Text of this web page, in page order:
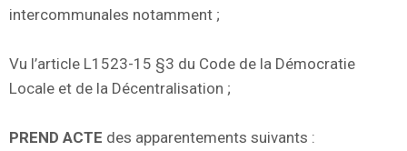
intercommunales notamment ;
Vu l’article L1523-15 §3 du Code de la Démocratie
Locale et de la Décentralisation ;
PREND ACTE des apparentements suivants :